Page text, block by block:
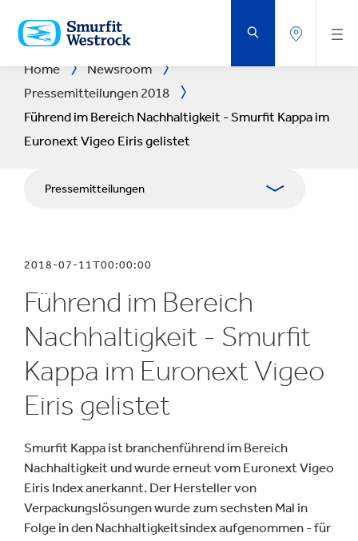
HAUPTINHALT
SPRINGEN
Home
Newsroom
Pressemitteilungen 2018
Führend im Bereich Nachhaltigkeit - Smurfit Kappa im
Euronext Vigeo Eiris gelistet
Pressemitteilungen
Medienarbeit
Blog
2018-07-11T00:00:00
Führend im Bereich
Nachhaltigkeit - Smurfit
Kappa im Euronext Vigeo
Eiris gelistet
Smurfit Kappa ist branchenführend im Bereich
Nachhaltigkeit und wurde erneut vom Euronext Vigeo
Eiris Index anerkannt. Der Hersteller von
Verpackungslösungen wurde zum sechsten Mal in
Folge in den Nachhaltigkeitsindex aufgenommen - für